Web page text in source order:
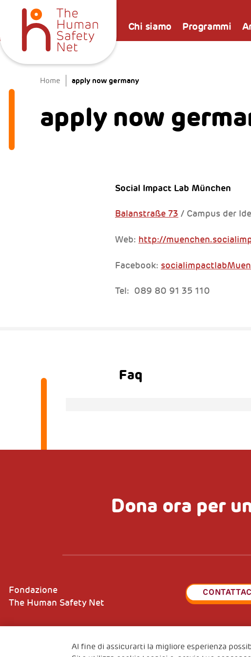
Chi siamo Programmi
Home apply now germany
apply now
Social Impact Lab München​
Balanstraße 73 / Campus der
Web: http://
Facebook:
Tel: 089 80 91 35 110
Faq
Dona ora per
Fondazione
The Human Safety Net
Al fine di assicurarti la migliore esperienza